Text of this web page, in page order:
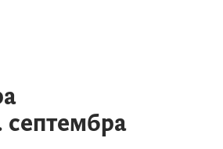
септембра